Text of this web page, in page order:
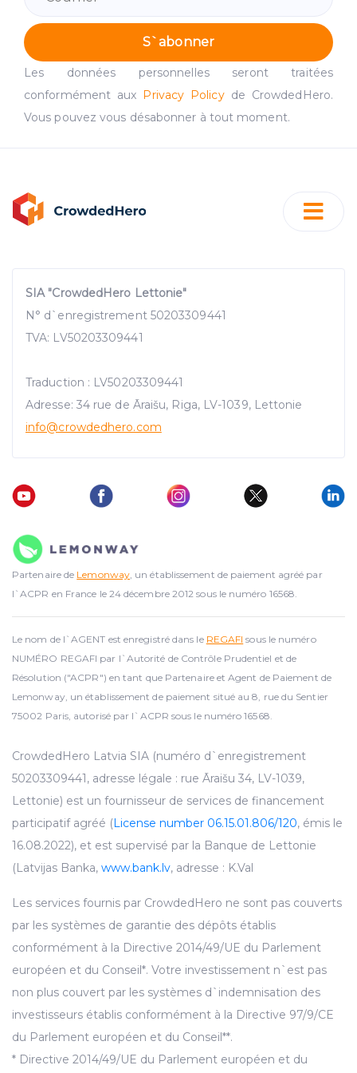
S`abonner
Les données personnelles seront traitées
conformément aux Privacy Policyde CrowdedHero.
Vous pouvez vous désabonner à tout moment.
SIA "CrowdedHero Lettonie"
N° d`enregistrement 50203309441
TVA: LV50203309441
Traduction : LV50203309441
Adresse: 34 rue de Āraišu, Riga, LV-1039, Lettonie
info@crowdedhero.com
Partenaire de Lemonway, un établissement de paiement agréé par
l`ACPR en France le 24 décembre 2012 sous le numéro 16568.
Le nom de l`AGENT est enregistré dans le REGAFI sous le numéro
NUMÉRO REGAFI par l`Autorité de Contrôle Prudentiel et de
Résolution ("ACPR") en tant que Partenaire et Agent de Paiement de
Lemonway, un établissement de paiement situé au 8, rue du Sentier
75002 Paris, autorisé par l`ACPR sous le numéro 16568.
CrowdedHero Latvia SIA (numéro d`enregistrement
50203309441, adresse légale : rue Āraišu 34, LV-1039,
Lettonie) est un fournisseur de services de financement
participatif agréé (License number 06.15.01.806/120, émis le
16.08.2022), et est supervisé par la Banque de Lettonie
(Latvijas Banka, www.bank.lv, adresse : K.Val
Les services fournis par CrowdedHero ne sont pas couverts
par les systèmes de garantie des dépôts établis
conformément à la Directive 2014/49/UE du Parlement
européen et du Conseil*. Votre investissement n`est pas
non plus couvert par les systèmes d`indemnisation des
investisseurs établis conformément à la Directive 97/9/CE
du Parlement européen et du Conseil**.
* Directive 2014/49/UE du Parlement européen et du